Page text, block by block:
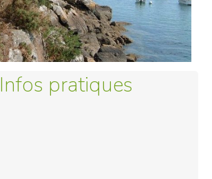
Infos pratiques